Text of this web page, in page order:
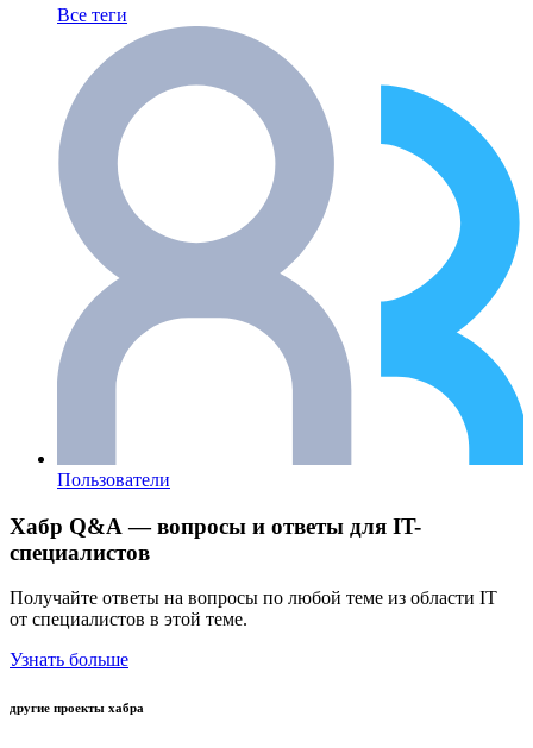
Все теги
Пользователи
Хабр Q&A — вопросы и ответы для IT-
специалистов
Получайте ответы на вопросы по любой теме из области IT
от специалистов в этой теме.
Узнать больше
другие проекты хабра